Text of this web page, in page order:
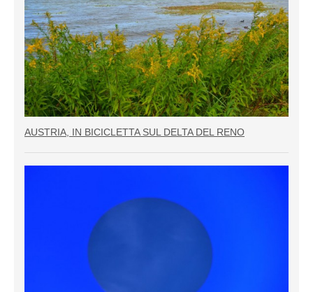
AUSTRIA, IN BICICLETTA SUL DELTA DEL RENO